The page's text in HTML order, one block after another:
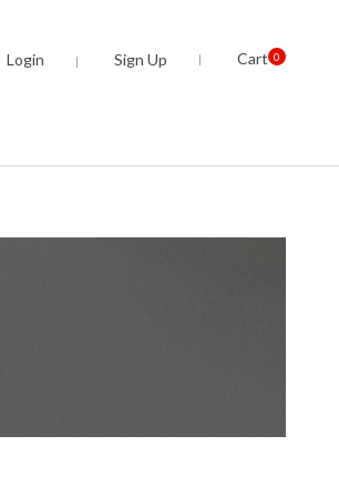
Login Sign Up Cart 0